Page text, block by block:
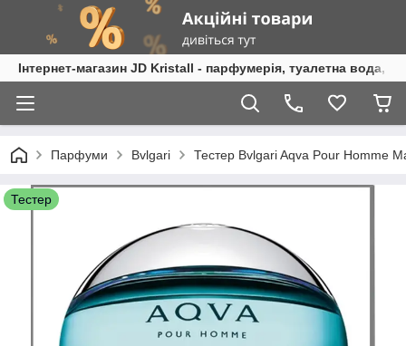
Інтернет-магазин JD Kristall - парфумерія, туалетна вода,
Парфуми Bvlgari Тестер Bvlgari Aqva Pour Homme
Тестер